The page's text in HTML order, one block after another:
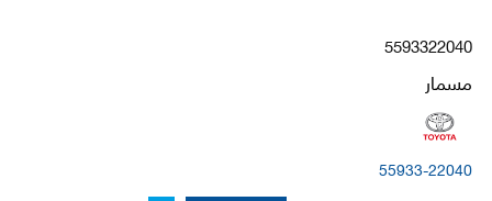
5593322040
مسمار
55933-22040